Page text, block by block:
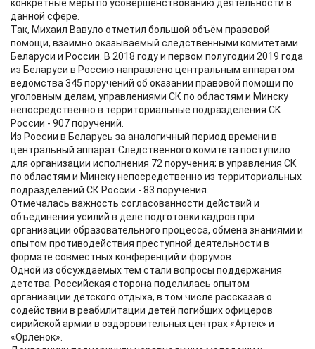
конкретные меры по усовершенствованию деятельности в
данной сфере.
Так, Михаил Вавуло отметил большой объём правовой
помощи, взаимно оказываемый следственными комитетами
Беларуси и России. В 2018 году и первом полугодии 2019 года
из Беларуси в Россию направлено центральным аппаратом
ведомства 345 поручений об оказании правовой помощи по
уголовным делам, управлениями СК по областям и Минску
непосредственно в территориальные подразделения СК
России - 907 поручений.
Из России в Беларусь за аналогичный период времени в
центральный аппарат Следственного комитета поступило
для организации исполнения 72 поручения; в управления СК
по областям и Минску непосредственно из территориальных
подразделений СК России - 83 поручения.
Отмечалась важность согласованности действий и
объединения усилий в деле подготовки кадров при
организации образовательного процесса, обмена знаниями и
опытом противодействия преступной деятельности в
формате совместных конференций и форумов.
Одной из обсуждаемых тем стали вопросы поддержания
детства. Российская сторона поделилась опытом
организации детского отдыха, в том числе рассказав о
содействии в реабилитации детей погибших офицеров
сирийской армии в оздоровительных центрах «Артек» и
«Орленок».